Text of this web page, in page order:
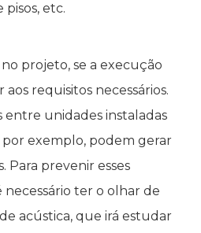
pisos, etc.
projeto, se a execução
requisitos necessários.
entre unidades instaladas
por exemplo, podem gerar
Para prevenir esses
ter o olhar de
acústica, que irá estudar